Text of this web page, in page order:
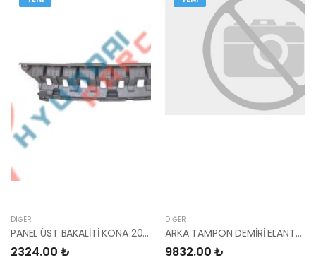
DIĞER
PANEL ÜST BAKALİTİ KONA 2021- 86360-J9NA0 HMC
2324.00 ₺
DIĞER
ARKA TAMPON DEMİRİ ELANTRA 2020- 86631-AA000-MOBIS
9832.00 ₺